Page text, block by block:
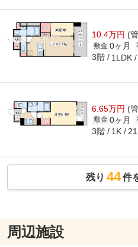
10.4万円 (
敷金 0ヶ月
3階 1LDK
6.65万円 (
敷金 0ヶ月
3階 1K
残り 44件
周辺施設